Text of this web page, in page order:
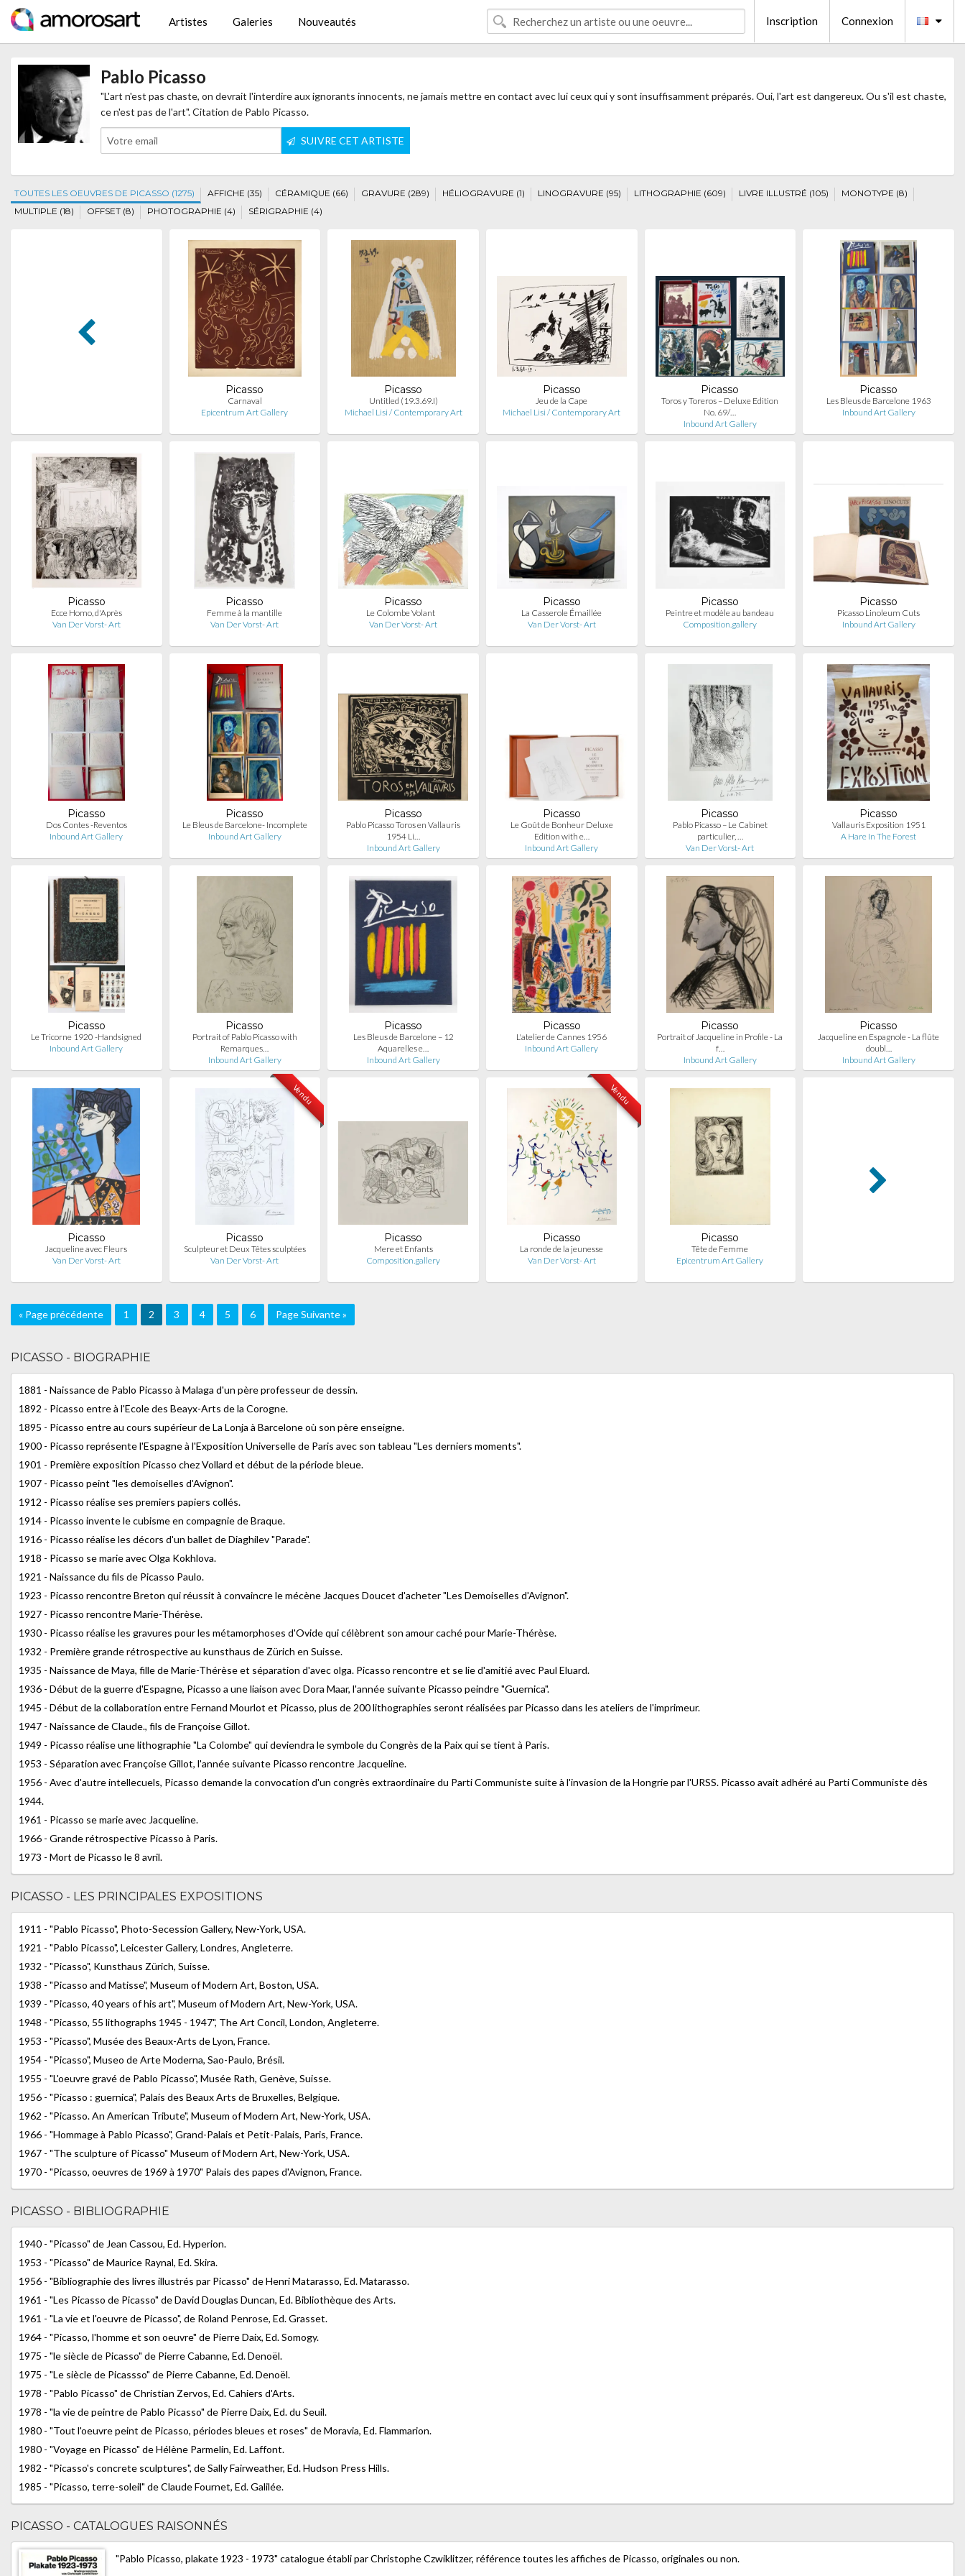
Artistes Galeries Nouveautés Inscription Connexion
Pablo Picasso
"L'art n'est pas chaste, on devrait l'interdire aux ignorants innocents, ne jamais mettre en contact avec lui ceux qui y sont insuffisamment préparés. Oui, l'art est dangereux. Ou s'il est chaste,
ce n'est pas de l'art". Citation de Pablo Picasso.
SUIVRE CET ARTISTE
TOUTES LES OEUVRES DE PICASSO (1275) AFFICHE (35) CÉRAMIQUE (66) GRAVURE (289) HÉLIOGRAVURE (1) LINOGRAVURE (95) LITHOGRAPHIE (609) LIVRE ILLUSTRÉ (105)
MONOTYPE (8)
MULTIPLE (18)
OFFSET (8) PHOTOGRAPHIE (4) SÉRIGRAPHIE (4)
Picasso
Carnaval
Epicentrum Art Gallery
Picasso
Untitled (19.3.69.I)
Michael Lisi / Contemporary Art
Picasso
Jeu de la Cape
Michael Lisi / Contemporary Art
Picasso
Toros y Toreros – Deluxe Edition
No. 69/…
Inbound Art Gallery
Picasso
Les Bleus de Barcelone 1963
Inbound Art Gallery
Picasso
Ecce Homo, d'Après
Van Der Vorst- Art
Picasso
Femme à la mantille
Van Der Vorst- Art
Picasso
Le Colombe Volant
Van Der Vorst- Art
Picasso
La Casserole Émaillée
Van Der Vorst- Art
Picasso
Peintre et modèle au bandeau
Composition.gallery
Picasso
Picasso Linoleum Cuts
Inbound Art Gallery
Picasso
Dos Contes -Reventos
Inbound Art Gallery
Picasso
Le Bleus de Barcelone- Incomplete
Inbound Art Gallery
Picasso
Pablo Picasso Toros en Vallauris
1954 Li…
Inbound Art Gallery
Picasso
Le Goût de Bonheur Deluxe
Edition with e…
Inbound Art Gallery
Picasso
Pablo Picasso – Le Cabinet
particulier, …
Van Der Vorst- Art
Picasso
Vallauris Exposition 1951
A Hare In The Forest
Picasso
Le Tricorne 1920 -Handsigned
Inbound Art Gallery
Picasso
Portrait of Pablo Picasso with
Remarques…
Inbound Art Gallery
Picasso
Les Bleus de Barcelone – 12
Aquarelles e…
Inbound Art Gallery
Picasso
L'atelier de Cannes 1956
Inbound Art Gallery
Picasso
Portrait of Jacqueline in Profile - La
f…
Inbound Art Gallery
Picasso
Jacqueline en Espagnole - La flûte
doubl…
Inbound Art Gallery
Picasso
Jacqueline avec Fleurs
Van Der Vorst- Art
Vendu
Picasso
Sculpteur et Deux Têtes sculptées
Van Der Vorst- Art
Picasso
Mere et Enfants
Composition.gallery
Vendu
Picasso
La ronde de la jeunesse
Van Der Vorst- Art
Picasso
Tête de Femme
Epicentrum Art Gallery
« Page précédente 1 2 3 4 5 6 Page Suivante »
PICASSO - BIOGRAPHIE
1881 - Naissance de Pablo Picasso à Malaga d'un père professeur de dessin.
1892 - Picasso entre à l'Ecole des Beayx-Arts de la Corogne.
1895 - Picasso entre au cours supérieur de La Lonja à Barcelone où son père enseigne.
1900 - Picasso représente l'Espagne à l'Exposition Universelle de Paris avec son tableau "Les derniers moments".
1901 - Première exposition Picasso chez Vollard et début de la période bleue.
1907 - Picasso peint "les demoiselles d'Avignon".
1912 - Picasso réalise ses premiers papiers collés.
1914 - Picasso invente le cubisme en compagnie de Braque.
1916 - Picasso réalise les décors d'un ballet de Diaghilev "Parade".
1918 - Picasso se marie avec Olga Kokhlova.
1921 - Naissance du fils de Picasso Paulo.
1923 - Picasso rencontre Breton qui réussit à convaincre le mécène Jacques Doucet d'acheter "Les Demoiselles d'Avignon".
1927 - Picasso rencontre Marie-Thérèse.
1930 - Picasso réalise les gravures pour les métamorphoses d'Ovide qui célèbrent son amour caché pour Marie-Thérèse.
1932 - Première grande rétrospective au kunsthaus de Zürich en Suisse.
1935 - Naissance de Maya, fille de Marie-Thérèse et séparation d'avec olga. Picasso rencontre et se lie d'amitié avec Paul Eluard.
1936 - Début de la guerre d'Espagne, Picasso a une liaison avec Dora Maar, l'année suivante Picasso peindre "Guernica".
1945 - Début de la collaboration entre Fernand Mourlot et Picasso, plus de 200 lithographies seront réalisées par Picasso dans les ateliers de l'imprimeur.
1947 - Naissance de Claude., fils de Françoise Gillot.
1949 - Picasso réalise une lithographie "La Colombe" qui deviendra le symbole du Congrès de la Paix qui se tient à Paris.
1953 - Séparation avec Françoise Gillot, l'année suivante Picasso rencontre Jacqueline.
1956 - Avec d'autre intellecuels, Picasso demande la convocation d'un congrès extraordinaire du Parti Communiste suite à l'invasion de la Hongrie par l'URSS. Picasso avait adhéré au Parti Communiste dès
1944.
1961 - Picasso se marie avec Jacqueline.
1966 - Grande rétrospective Picasso à Paris.
1973 - Mort de Picasso le 8 avril.
PICASSO - LES PRINCIPALES EXPOSITIONS
1911 - "Pablo Picasso", Photo-Secession Gallery, New-York, USA.
1921 - "Pablo Picasso", Leicester Gallery, Londres, Angleterre.
1932 - "Picasso", Kunsthaus Zürich, Suisse.
1938 - "Picasso and Matisse", Museum of Modern Art, Boston, USA.
1939 - "Picasso, 40 years of his art", Museum of Modern Art, New-York, USA.
1948 - "Picasso, 55 lithographs 1945 - 1947", The Art Concil, London, Angleterre.
1953 - "Picasso", Musée des Beaux-Arts de Lyon, France.
1954 - "Picasso", Museo de Arte Moderna, Sao-Paulo, Brésil.
1955 - "L'oeuvre gravé de Pablo Picasso", Musée Rath, Genève, Suisse.
1956 - "Picasso : guernica", Palais des Beaux Arts de Bruxelles, Belgique.
1962 - "Picasso. An American Tribute", Museum of Modern Art, New-York, USA.
1966 - "Hommage à Pablo Picasso", Grand-Palais et Petit-Palais, Paris, France.
1967 - "The sculpture of Picasso" Museum of Modern Art, New-York, USA.
1970 - "Picasso, oeuvres de 1969 à 1970" Palais des papes d'Avignon, France.
PICASSO - BIBLIOGRAPHIE
1940 - "Picasso" de Jean Cassou, Ed. Hyperion.
1953 - "Picasso" de Maurice Raynal, Ed. Skira.
1956 - "Bibliographie des livres illustrés par Picasso" de Henri Matarasso, Ed. Matarasso.
1961 - "Les Picasso de Picasso" de David Douglas Duncan, Ed. Bibliothèque des Arts.
1961 - "La vie et l'oeuvre de Picasso", de Roland Penrose, Ed. Grasset.
1964 - "Picasso, l'homme et son oeuvre" de Pierre Daix, Ed. Somogy.
1975 - "le siècle de Picasso" de Pierre Cabanne, Ed. Denoël.
1975 - "Le siècle de Picassso" de Pierre Cabanne, Ed. Denoël.
1978 - "Pablo Picasso" de Christian Zervos, Ed. Cahiers d'Arts.
1978 - "la vie de peintre de Pablo Picasso" de Pierre Daix, Ed. du Seuil.
1980 - "Tout l'oeuvre peint de Picasso, périodes bleues et roses" de Moravia, Ed. Flammarion.
1980 - "Voyage en Picasso" de Hélène Parmelin, Ed. Laffont.
1982 - "Picasso's concrete sculptures", de Sally Fairweather, Ed. Hudson Press Hills.
1985 - "Picasso, terre-soleil" de Claude Fournet, Ed. Galilée.
PICASSO - CATALOGUES RAISONNÉS
"Pablo Picasso, plakate 1923 - 1973" catalogue établi par Christophe Czwiklitzer, référence toutes les affiches de Picasso, originales ou non.